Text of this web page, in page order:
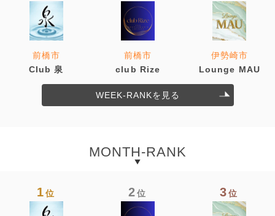
前橋市
Club 泉
前橋市
club Rize
伊勢崎市
Lounge MAU
WEEK-RANKを見る
MONTH-RANK
1位 2位 3 位